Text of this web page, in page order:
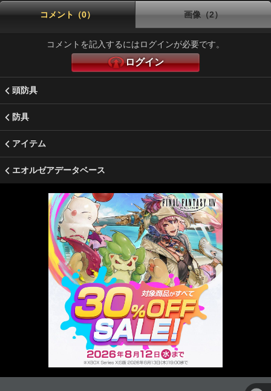
コメント（0） 画像（2）
コメントを記入するにはログインが必要です。
ログイン
頭防具
防具
アイテム
エオルゼアデータベース